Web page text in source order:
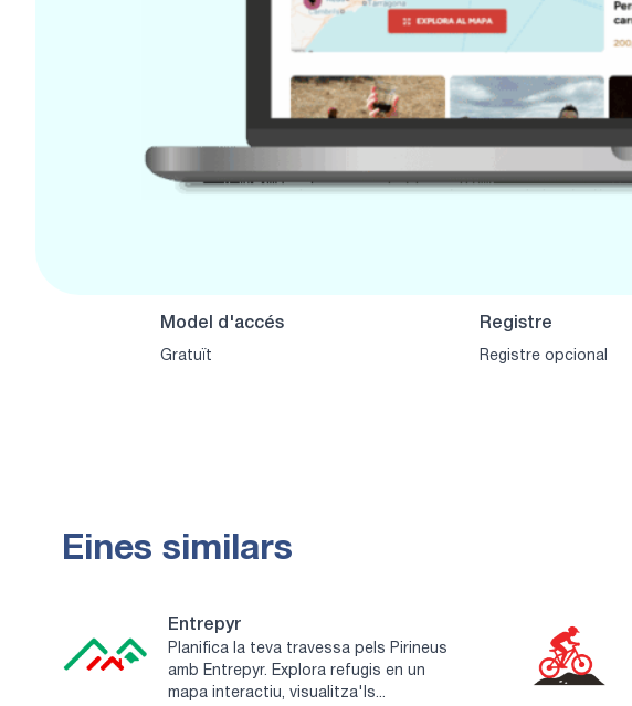
Model d'accés
Gratuït
Registre
Registre opcional
Eines similars
Entrepyr
Planifica la teva travessa pels Pirineus
amb Entrepyr. Explora refugis en un
mapa interactiu, visualitza'ls...